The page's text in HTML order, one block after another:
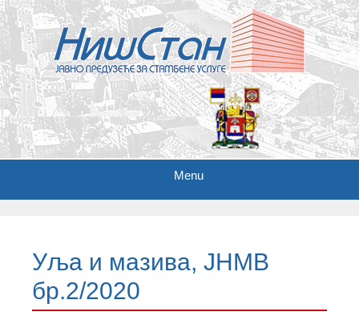
Menu
Уља и мазива, ЈНМВ
бр.2/2020